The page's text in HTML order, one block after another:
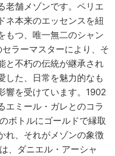
老舗メゾンです。ペリエ
ネ本来のエッセンスを紐
もつ、唯一無二のシャン
ラーマスターにより、そ
と不朽の伝統が継承され
した、日常を魅力的なも
響を受けています。1902
エミール・ガレとのコラ
ボトルにゴールドで縁取
れ、それがメゾンの象徴
、ダニエル・アーシャ